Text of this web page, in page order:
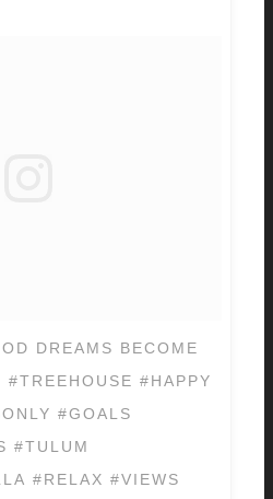
DREAMS BECOME
#HAPPY
#GOALS
#TULUM
#RELAX #VIEWS